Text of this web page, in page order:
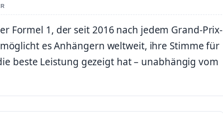
Formel 1, der seit 2016 nach jedem Grand-Prix-
es Anhängern weltweit, ihre Stimme für
beste Leistung gezeigt hat – unabhängig vom